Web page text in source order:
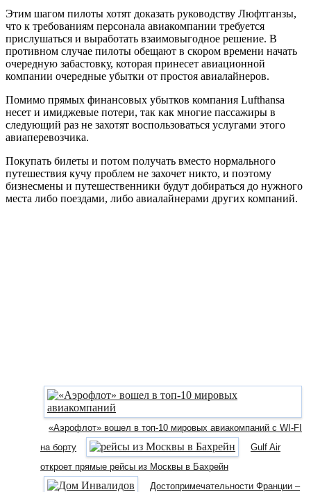
Этим шагом пилоты хотят доказать руководству Люфтганзы,
что к требованиям персонала авиакомпании требуется
прислушаться и выработать взаимовыгодное решение. В
противном случае пилоты обещают в скором времени начать
очередную забастовку, которая принесет авиационной
компании очередные убытки от простоя авиалайнеров.
Помимо прямых финансовых убытков компания Lufthansa
несет и имиджевые потери, так как многие пассажиры в
следующий раз не захотят воспользоваться услугами этого
авиаперевозчика.
Покупать билеты и потом получать вместо нормального
путешествия кучу проблем не захочет никто, и поэтому
бизнесмены и путешественники будут добираться до нужного
места либо поездами, либо авиалайнерами других компаний.
«Аэрофлот» вошел в топ-10 мировых авиакомпаний с WI-FI
на борту
Gulf Air
откроет прямые рейсы из Москвы в Бахрейн
Достопримечательности Франции –